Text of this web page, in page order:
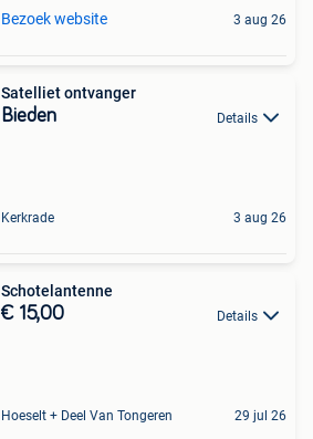
Bezoek website 3 aug 26
Satelliet ontvanger
Bieden Details
Kerkrade 3 aug 26
Schotelantenne
€ 15,00 Details
Hoeselt + Deel Van Tongeren 29 jul 26